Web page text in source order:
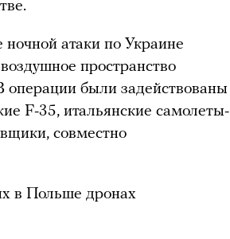
ночной атаки по Украине
пространство
были задействованы
F-35, итальянские самолеты-
совместно
в Польше дронах